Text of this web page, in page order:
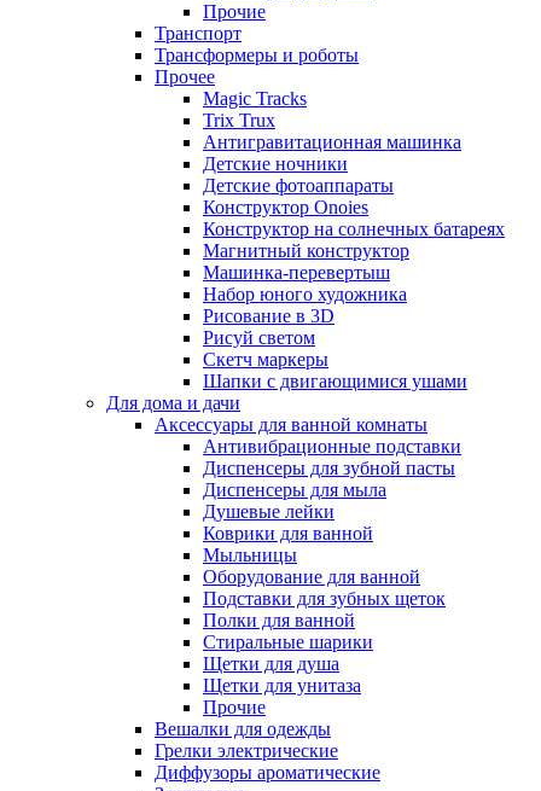
Прочие
Транспорт
Трансформеры и роботы
Прочее
Magic Tracks
Trix Trux
Антигравитационная машинка
Детские ночники
Детские фотоаппараты
Конструктор Onoies
Конструктор на солнечных батареях
Магнитный конструктор
Машинка-перевертыш
Набор юного художника
Рисование в 3D
Рисуй светом
Скетч маркеры
Шапки с двигающимися ушами
Для дома и дачи
Аксессуары для ванной комнаты
Антивибрационные подставки
Диспенсеры для зубной пасты
Диспенсеры для мыла
Душевые лейки
Коврики для ванной
Мыльницы
Оборудование для ванной
Подставки для зубных щеток
Полки для ванной
Стиральные шарики
Щетки для душа
Щетки для унитаза
Прочие
Вешалки для одежды
Грелки электрические
Диффузоры ароматические